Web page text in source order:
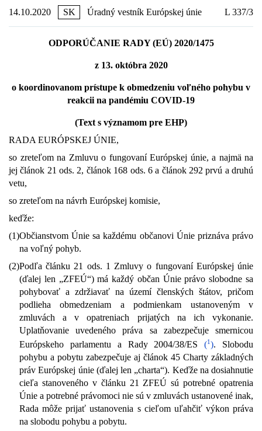
14.10.2020 SK Úradný vestník Európskej únie L 337/3
ODPORÚČANIE RADY (EÚ) 2020/1475
z 13. októbra 2020
o koordinovanom prístupe k obmedzeniu voľného pohybu v
reakcii na pandémiu COVID-19
(Text s významom pre EHP)
RADA EURÓPSKEJ ÚNIE,
so zreteľom na Zmluvu o fungovaní Európskej únie, a najmä na
jej článok 21 ods. 2, článok 168 ods. 6 a článok 292 prvú a druhú
vetu,
so zreteľom na návrh Európskej komisie,
keďže:
(1)Občianstvom Únie sa každému občanovi Únie priznáva právo
na voľný pohyb.
(2)Podľa článku 21 ods. 1 Zmluvy o fungovaní Európskej únie
(ďalej len „ZFEÚ“) má každý občan Únie právo slobodne sa
pohybovať a zdržiavať na území členských štátov, pričom
podlieha obmedzeniam a podmienkam ustanoveným v
zmluvách a v opatreniach prijatých na ich vykonanie.
Uplatňovanie uvedeného práva sa zabezpečuje smernicou
Európskeho parlamentu a Rady 2004/38/ES(1). Slobodu
pohybu a pobytu zabezpečuje aj článok 45 Charty základných
práv Európskej únie (ďalej len „charta“). Keďže na dosiahnutie
cieľa stanoveného v článku 21 ZFEÚ sú potrebné opatrenia
Únie a potrebné právomoci nie sú v zmluvách ustanovené inak,
Rada môže prijať ustanovenia s cieľom uľahčiť výkon práva
na slobodu pohybu a pobytu.